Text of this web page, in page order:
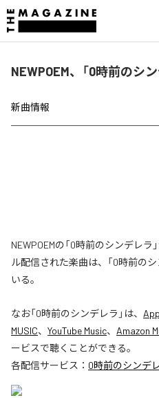
NEWPOEM、「0時前のシ
新曲情報
NEWPOEMの「0時前のシンデレ
ル配信された楽曲は、「0時前の
いる。
なお「0時前のシンデレラ 」は、
MUSIC、 YouTube Music、 Amazon
ービスで聴くことができる。
各配信サービス： 0時前のシンデ